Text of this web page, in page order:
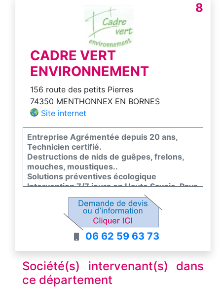
8
CADRE VERT
ENVIRONNEMENT
156 route des petits Pierres
74350 MENTHONNEX EN BORNES
Site internet
Entreprise Agrémentée depuis 20 ans,
Technicien certifié.
Destructions de nids de guêpes, frelons,
mouches, moustiques..
Solutions préventives écologique
Intervention 7/7 jours en Haute Savoie, Pays
06 62 59 63 73
Société(s) intervenant(s) dans
ce département